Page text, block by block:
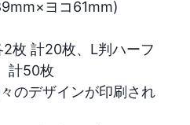
ヨコ61mm)
枚 計20枚、L判ハーフ
計50枚
のデザインが印刷され